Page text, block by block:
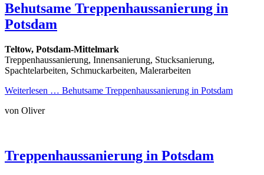
Behutsame Treppenhaussanierung in
Potsdam
Teltow, Potsdam-Mittelmark
Treppenhaussanierung, Innensanierung, Stucksanierung,
Spachtelarbeiten, Schmuckarbeiten, Malerarbeiten
Weiterlesen … Behutsame Treppenhaussanierung in Potsdam
von Oliver
Treppenhaussanierung in Potsdam